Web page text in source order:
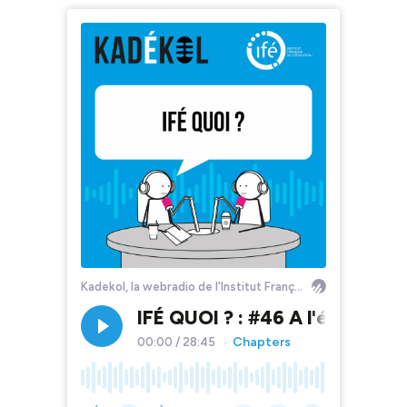
Kadekol, la webradio de l'Institut Français de l'Éducation
IFÉ QUOI ? : #46 A l'école
00:00 / 28:45 Chapters